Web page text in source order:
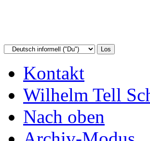
Kontakt
Wilhelm Tell
Nach oben